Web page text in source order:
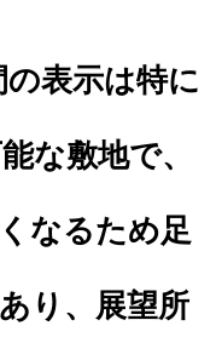
表示は特に
な敷地で、
なるため足
り、展望所